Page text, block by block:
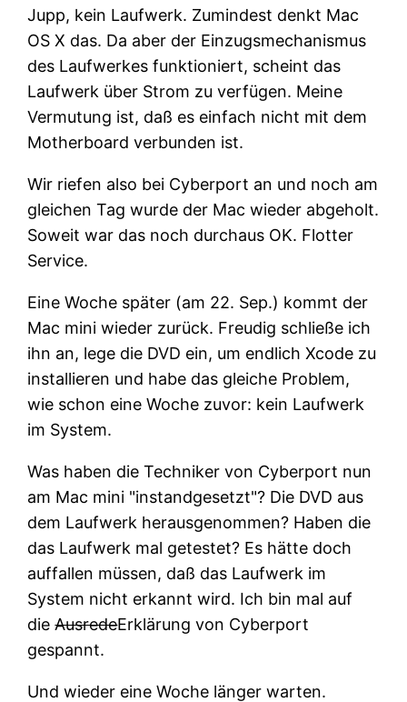
Jupp, kein Laufwerk. Zumindest denkt Mac
OS X das. Da aber der Einzugsmechanismus
des Laufwerkes funktioniert, scheint das
Laufwerk über Strom zu verfügen. Meine
Vermutung ist, daß es einfach nicht mit dem
Motherboard verbunden ist.
Wir riefen also bei Cyberport an und noch am
gleichen Tag wurde der Mac wieder abgeholt.
Soweit war das noch durchaus OK. Flotter
Service.
Eine Woche später (am 22. Sep.) kommt der
Mac mini wieder zurück. Freudig schließe ich
ihn an, lege die DVD ein, um endlich Xcode zu
installieren und habe das gleiche Problem,
wie schon eine Woche zuvor: kein Laufwerk
im System.
Was haben die Techniker von Cyberport nun
am Mac mini
instandgesetzt ? Die DVD aus
dem Laufwerk herausgenommen? Haben die
das Laufwerk mal getestet? Es hätte doch
auffallen müssen, daß das Laufwerk im
System nicht erkannt wird. Ich bin mal auf
dieAusredeErklärung von Cyberport
gespannt.
Und wieder eine Woche länger warten.